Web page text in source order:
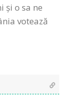
și o sa ne
votează